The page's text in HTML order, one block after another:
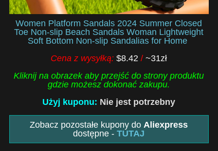
Women Platform Sandals 2024 Summer Closed
Toe Non-slip Beach Sandals Woman Lightweight
Soft Bottom Non-slip Sandalias for Home
Cena z wysyłką:$8.42/~31zł
Kliknij na obrazek aby przejść do strony produktu
gdzie możesz dokonać zakupu.
Użyj kuponu: Nie jest potrzebny
Zobacz pozostałe kupony doAliexpress
dostępne -TUTAJ